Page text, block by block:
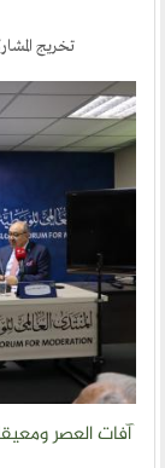
تخريج
آفات العصر